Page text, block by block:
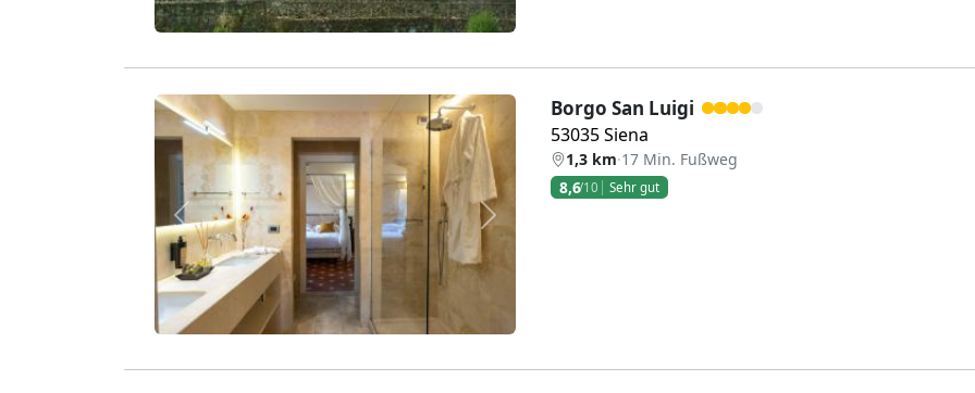
Zurück Weiter
Borgo San Luigi
53035 Siena
1,3 km·17 Min. Fußweg
8,6/10 Sehr gut